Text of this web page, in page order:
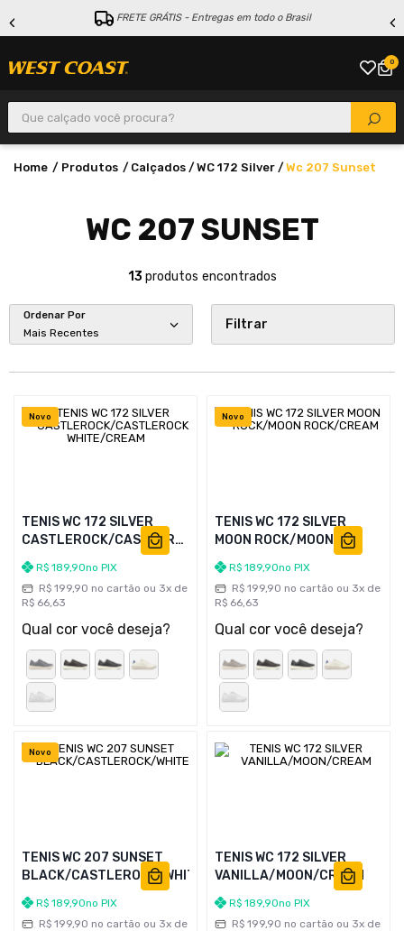
FRETE GRÁTIS - Entregas em todo o Brasil
0
Que calçado você procura?
Produtos Calçados WC 172 Silver Wc 207 Sunset
WC 207 SUNSET
13 produtos
Ordenar Por
Mais Recentes
Filtrar
Novo
TENIS WC 172 SILVER
CASTLEROCK/CASTLEROCK
WHITE/CREAM
R$ 189,90no PIX
R$ 199,90 no cartão ou 3x de
R$ 66,63
Qual cor você deseja?
Novo
TENIS WC 172 SILVER
MOON ROCK/MOON
ROCK/CREAM
R$ 189,90no PIX
R$ 199,90 no cartão ou 3x de
R$ 66,63
Qual cor você deseja?
Novo
TENIS WC 207 SUNSET
BLACK/CASTLEROCK/WHITE
R$ 189,90no PIX
R$ 199,90 no cartão ou 3x de
TENIS WC 172 SILVER
VANILLA/MOON/CREAM
R$ 189,90no PIX
R$ 199,90 no cartão ou 3x de